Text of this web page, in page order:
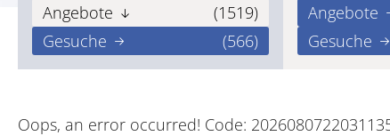
Angebote
(1519)
Gesuche
(566)
Angebote
Gesuche
Oops, an error occurred! Code: